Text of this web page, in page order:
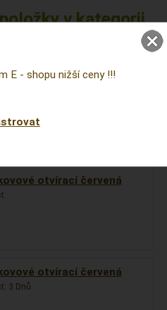
v kategorii
otvírací červená
otvírací červená
3 Dnů
E - shopu nižší ceny !!!